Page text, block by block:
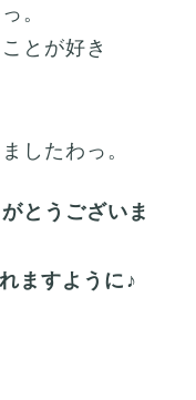
。
とが好き
したわっ。
とうございま
ますように♪